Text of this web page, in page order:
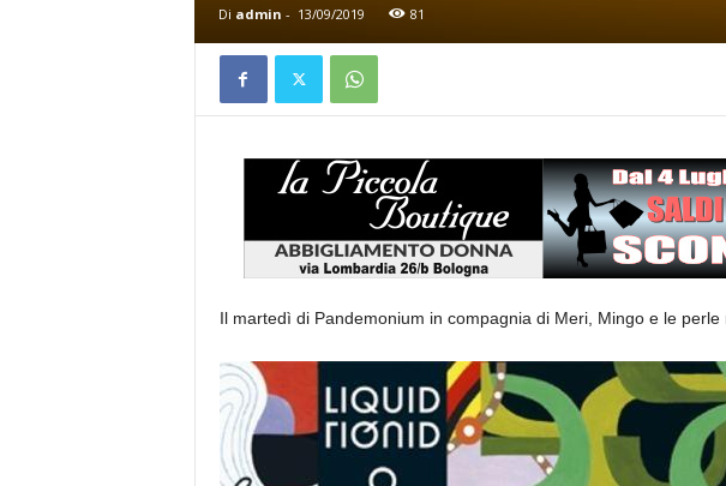
Di admin - 13/09/2019 81
Il martedì di Pandemonium in compagnia di Meri, Mingo e le perle